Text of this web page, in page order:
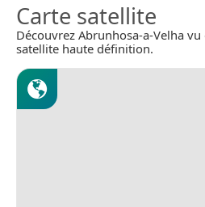
Carte satellite
Découvrez Abrunhosa-a-Velha
satellite haute définition.